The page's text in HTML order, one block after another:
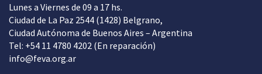
Lunes a Viernes de 09 a 17 hs.
Ciudad de La Paz 2544 (1428) Belgrano,
Ciudad Autónoma de Buenos Aires – Argentina
Tel: +54 11 4780 4202 (En reparación)
info@feva.org.ar